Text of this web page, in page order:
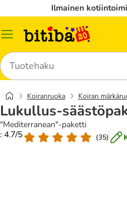
Ilmainen
Katalogivalikko
Hae
Koiranruoka Koiran
Lukullus-
"Mediterranean"-paketti
: 4.7/5
(35)